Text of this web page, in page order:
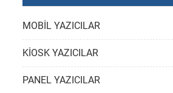
MOBİL YAZICILAR
KİOSK YAZICILAR
PANEL YAZICILAR